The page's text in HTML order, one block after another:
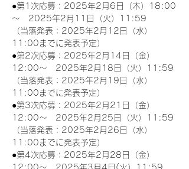
●第1次応募：2025年2月6日（木）18:00
～　2025年2月11日（火）11:59
（当落発表：2025年2月12日（水）
11:00までに発表予定）
●第2次応募：2025年2月14日（金）
12:00～　2025年2月18日（火）11:59
（当落発表：2025年2月19日（水）
11:00までに発表予定）
●第3次応募：2025年2月21日（金）
12:00～　2025年2月25日（火）11:59
（当落発表：2025年2月26日（水）
11:00までに発表予定）
●第4次応募：2025年2月28日（金）
12:00～　2025年3月4日(火）11:59